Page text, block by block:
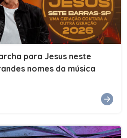
para Jesus neste
nomes da música